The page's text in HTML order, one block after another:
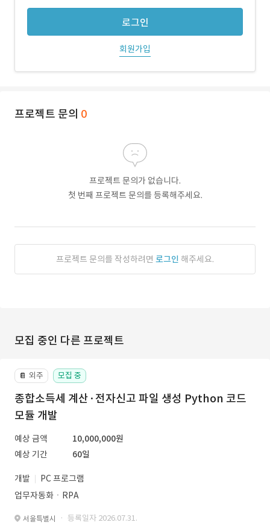
로그인
회원가입
프로젝트 문의 0
프로젝트 문의가 없습니다.
첫 번째 프로젝트 문의를 등록해주세요.
프로젝트 문의를 작성하려면 로그인 해주세요.
모집 중인 다른 프로젝트
📔 외주 모집 중
종합소득세 계산·전자신고 파일 생성 Python 코드
모듈 개발
예상 금액
10,000,000원
예상 기간
60일
개발
PC 프로그램
업무자동화ㆍRPA
서울특별시 · 등록일자 2026.07.31.